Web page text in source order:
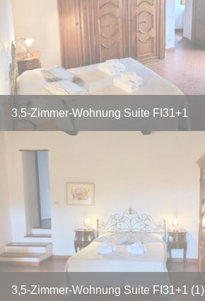
3,5-Zimmer-Wohnung Suite FI31+1
3,5-Zimmer-Wohnung Suite FI31+1 (1)